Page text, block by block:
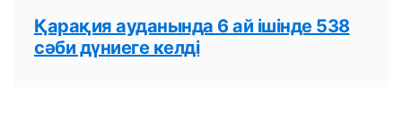
Қарақия ауданында 6 ай ішінде 538
сәби дүниеге келді